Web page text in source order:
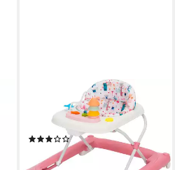
Lauflernhilfe Emil, mit
Sicherheitsstoppern
(5)
ab 36,31 €
lieferbar - in 2-3 Werktagen bei dir